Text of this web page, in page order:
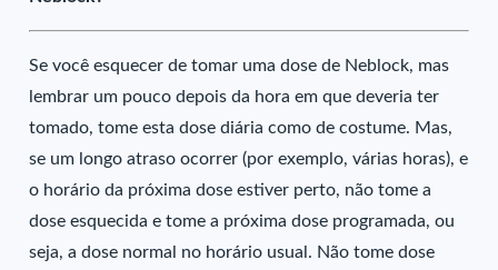
Se você esquecer de tomar uma dose de Neblock, mas
lembrar um pouco depois da hora em que deveria ter
tomado, tome esta dose diária como de costume. Mas,
se um longo atraso ocorrer (por exemplo, várias horas), e
o horário da próxima dose estiver perto, não tome a
dose esquecida e tome a próxima dose programada, ou
seja, a dose normal no horário usual. Não tome dose